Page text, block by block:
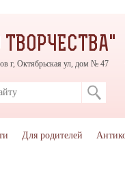
г, Октябрьская ул, дом № 47
Для родителей